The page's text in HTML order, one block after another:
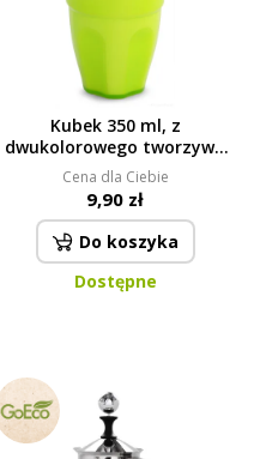
Kubek 350 ml, z
dwukolorowego tworzywa
sztucznego zielony
Cena dla Ciebie
9,90 zł
Do koszyka
Dostępne